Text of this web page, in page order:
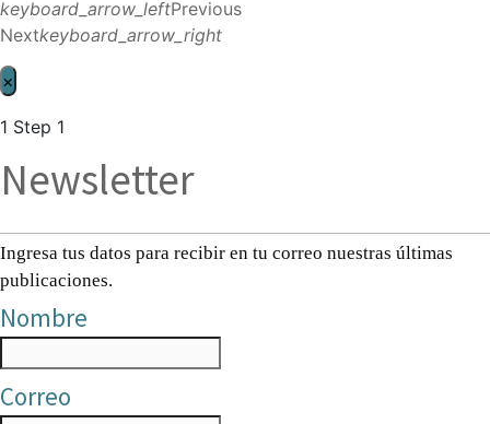
keyboard_arrow_leftPrevious
Nextkeyboard_arrow_right
×
1 Step 1
Newsletter
Ingresa tus datos para recibir en tu correo nuestras últimas
publicaciones.
Nombre
Correo